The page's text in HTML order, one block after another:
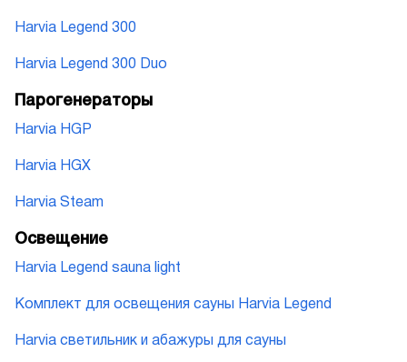
Harvia Legend 300
Harvia Legend 300 Duo
Парогенераторы
Harvia HGP
Harvia HGX
Harvia Steam
Освещение
Harvia Legend sauna light
Комплект для освещения сауны Harvia Legend
Harvia cветильник и абажуры для сауны